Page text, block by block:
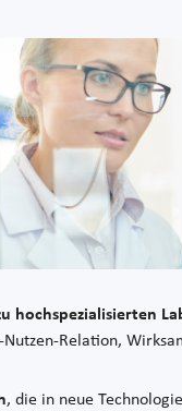
hochspezialisierten
Relation,
, die in neue